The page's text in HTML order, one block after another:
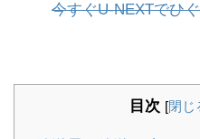
今すぐU-NEXTでひ
目次 [閉じ